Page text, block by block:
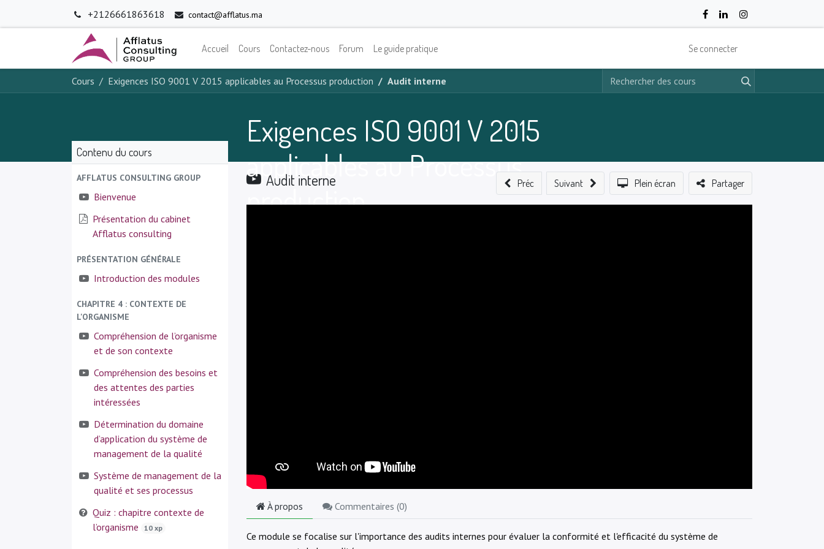
+2126661863618 contact@afflatus.ma
Accueil Cours Contactez-nous Forum Le guide pratique Se connecter
Cours Exigences ISO 9001 V 2015 applicables au Processus production Audit interne
Exigences ISO 9001 V 2015
applicables au Processus
production
Contenu du cours
AFFLATUS CONSULTING GROUP
Bienvenue
Présentation du cabinet
Afflatus consulting
PRÉSENTATION GÉNÉRALE
Introduction des modules
CHAPITRE 4 : CONTEXTE DE
L'ORGANISME
Compréhension de l’organisme
et de son contexte
Compréhension des besoins et
des attentes des parties
intéressées
Détermination du domaine
d’application du système de
management de la qualité
Système de management de la
qualité et ses processus
Quiz : chapitre contexte de
l’organisme
10 xp
Audit interne Préc Suivant Plein écran Partager
À propos Commentaires (0)
Ce module se focalise sur l'importance des audits internes pour évaluer la conformité et l'efficacité du système de